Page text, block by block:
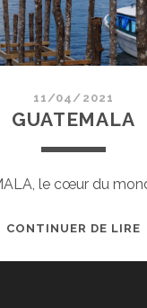
11/04/2021
GUATEMALA
le cœur du
CONTINUER DE LIRE